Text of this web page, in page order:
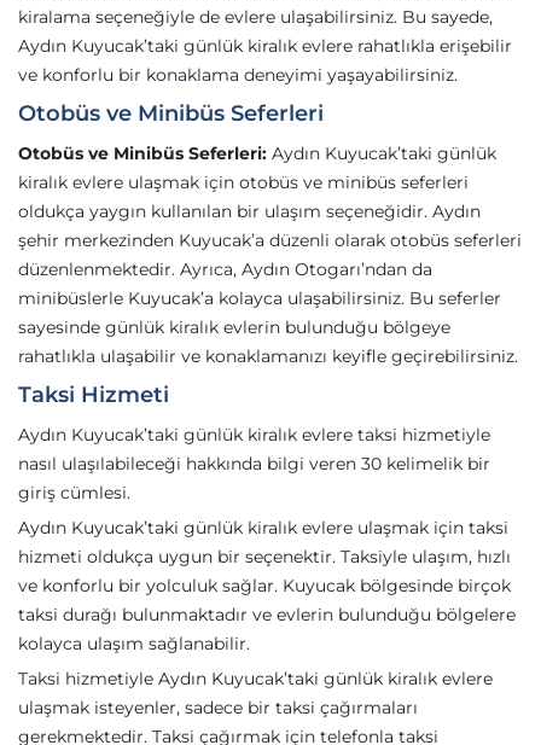
kiralama seçeneğiyle de evlere ulaşabilirsiniz. Bu sayede,
Aydın Kuyucak’taki günlük kiralık evlere rahatlıkla erişebilir
ve konforlu bir konaklama deneyimi yaşayabilirsiniz.
Otobüs ve Minibüs Seferleri
Otobüs ve Minibüs Seferleri: Aydın Kuyucak’taki günlük
kiralık evlere ulaşmak için otobüs ve minibüs seferleri
oldukça yaygın kullanılan bir ulaşım seçeneğidir. Aydın
şehir merkezinden Kuyucak’a düzenli olarak otobüs seferleri
düzenlenmektedir. Ayrıca, Aydın Otogarı’ndan da
minibüslerle Kuyucak’a kolayca ulaşabilirsiniz. Bu seferler
sayesinde günlük kiralık evlerin bulunduğu bölgeye
rahatlıkla ulaşabilir ve konaklamanızı keyifle geçirebilirsiniz.
Taksi Hizmeti
Aydın Kuyucak’taki günlük kiralık evlere taksi hizmetiyle
nasıl ulaşılabileceği hakkında bilgi veren 30 kelimelik bir
giriş cümlesi.
Aydın Kuyucak’taki günlük kiralık evlere ulaşmak için taksi
hizmeti oldukça uygun bir seçenektir. Taksiyle ulaşım, hızlı
ve konforlu bir yolculuk sağlar. Kuyucak bölgesinde birçok
taksi durağı bulunmaktadır ve evlerin bulunduğu bölgelere
kolayca ulaşım sağlanabilir.
Taksi hizmetiyle Aydın Kuyucak’taki günlük kiralık evlere
ulaşmak isteyenler, sadece bir taksi çağırmaları
gerekmektedir. Taksi çağırmak için telefonla taksi